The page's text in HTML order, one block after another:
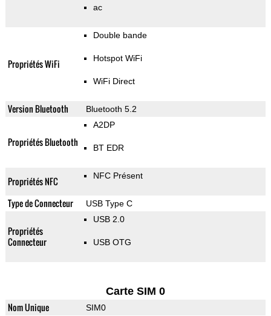
ac
Propriétés WiFi
Double bande
Hotspot WiFi
WiFi Direct
Version Bluetooth Bluetooth 5.2
Propriétés Bluetooth
A2DP
BT EDR
Propriétés NFC NFC Présent
Type de Connecteur USB Type C
Propriétés
Connecteur
USB 2.0
USB OTG
Carte SIM 0
Nom Unique SIM0